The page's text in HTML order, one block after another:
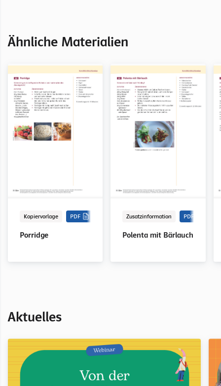
Ähnliche Materialien
Kopiervorlage PDF
Porridge
Zusatzinformation PDF
Polenta mit Bärlauch
Aktuelles